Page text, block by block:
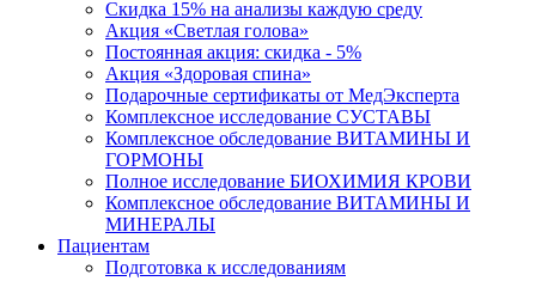
Скидка 15% на анализы каждую среду
Акция «Светлая голова»
Постоянная акция: скидка - 5%
Акция «Здоровая спина»
Подарочные сертификаты от МедЭксперта
Комплексное исследование СУСТАВЫ
Комплексное обследование ВИТАМИНЫ И
ГОРМОНЫ
Полное исследование БИОХИМИЯ КРОВИ
Комплексное обследование ВИТАМИНЫ И
МИНЕРАЛЫ
Пациентам
Подготовка к исследованиям